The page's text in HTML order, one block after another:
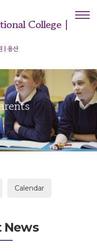
College |
| 용산
Calendar